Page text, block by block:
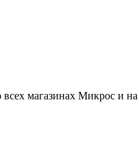
магазинах Микрос и